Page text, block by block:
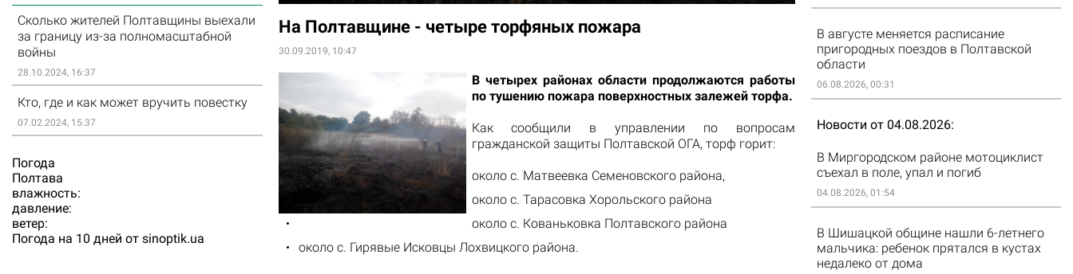
Сколько жителей Полтавщины выехали
за границу из-за полномасштабной
войны
28.10.2024, 16:37
Кто, где и как может вручить повестку
07.02.2024, 15:37
Погода
Полтава
влажность:
давление:
ветер:
Погода на 10 дней от sinoptik.ua
На Полтавщине - четыре торфяных пожара
30.09.2019, 10:47
В четырех районах области продолжаются работы
по тушению пожара поверхностных залежей торфа.
Каксообщили в управлении по вопросам
гражданской защиты Полтавской ОГА, торф горит:
около с. Матвеевка Семеновского района,
около с. Тарасовка Хорольского района
около с. Кованьковка Полтавского района
около с. Гирявые Исковцы Лохвицкого района.
В августе меняется расписание
пригородных поездов в Полтавской
области
06.08.2026, 00:31
Новости от 04.08.2026
В Миргородском районе мотоциклист
съехал в поле, упал и погиб
04.08.2026, 01:54
В Шишацкой общине нашли 6-летнего
мальчика: ребенок прятался в кустах
недалеко от дома